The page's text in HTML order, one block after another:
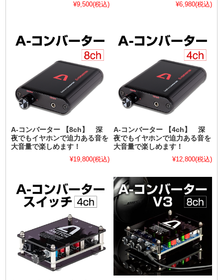
¥9,500(税込)
¥6,980(税込)
A-コンバーター 【8ch】 深
夜でもイヤホンで迫力ある音を
大音量で楽しめます！
¥19,800(税込)
A-コンバーター 【4ch】 深
夜でもイヤホンで迫力ある音を
大音量で楽しめます！
¥12,800(税込)